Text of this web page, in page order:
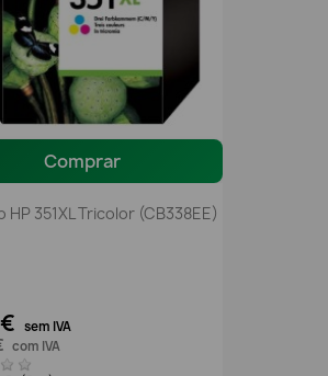
Comprar
351XL Tricolor (CB338EE)
sem IVA
com IVA